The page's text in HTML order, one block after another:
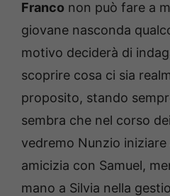
Franco non può fare a
giovane nasconda
motivo deciderà di
scoprire cosa ci sia
proposito, stando
sembra che nel corso
vedremo Nunzio
amicizia con Samuel,
mano a Silvia nella